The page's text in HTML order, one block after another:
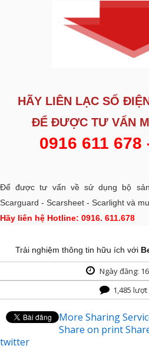
HÃY LIÊN LẠC SỐ
ĐỂ ĐƯỢC TƯ VẤN
0916 611 678
Để được tư vấn về sử dụng bộ
Scarguard - Scarsheet - Scarlight và
Hãy liên hệ Hotline: 0916. 611.678
Trải nghiệm thông tin hữu ích với
Ngày đăng:
1,485
More Sharing
Share on print
twitter